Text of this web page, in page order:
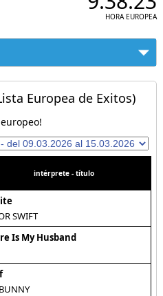
HORA EUROPEA
Europea de Exitos)
intérprete - título
SWIFT
Is My Husband